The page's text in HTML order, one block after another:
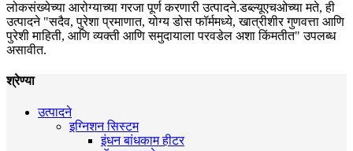
लोकसंख्येच्या आरोग्याच्या गरजा पूर्ण करणारी उत्पादने.डब्ल्यूएचओच्या मते, ही
उत्पादने "सदैव, पुरेशा प्रमाणात, योग्य डोस फॉर्ममध्ये, खात्रीशीर गुणवत्ता आणि
पुरेशी माहिती, आणि व्यक्ती आणि समुदायाला परवडेल अशा किंमतीत" उपलब्ध
असावीत.
श्रेण्या
उत्पादने
इग्निशन सिस्टम
इंधन बांधकाम हीटर